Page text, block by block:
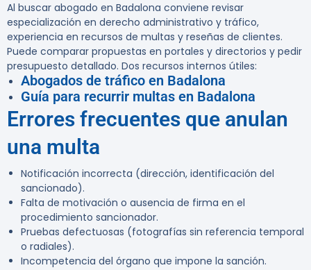
Al buscar abogado en Badalona conviene revisar
especialización en derecho administrativo y tráfico,
experiencia en recursos de multas y reseñas de clientes.
Puede comparar propuestas en portales y directorios y pedir
presupuesto detallado. Dos recursos internos útiles:
Abogados de tráfico en Badalona
Guía para recurrir multas en Badalona
Errores frecuentes que anulan
una multa
Notificación incorrecta (dirección, identificación del
sancionado).
Falta de motivación o ausencia de firma en el
procedimiento sancionador.
Pruebas defectuosas (fotografías sin referencia temporal
o radiales).
Incompetencia del órgano que impone la sanción.